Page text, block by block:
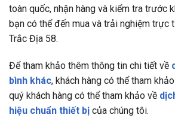
toàn quốc, nhận hàng và kiểm tra trước
bạn có thể đến mua và trải nghiệm trực
Trắc Địa 58.
Để tham khảo thêm thông tin chi tiết về
bình khác, khách hàng có thể tham
quý khách hàng có thể tham khảo về
hiệu chuẩn thiết bị của chúng tôi.